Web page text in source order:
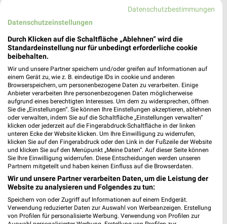
428,17 km • Angebote: 2 Prospekte
KiK Vohburg
Gewerbestraße 23
Heute 09:00 - 19:00 Uhr | Geschlossen
435,42 km • Angebote: 1 Prospekt
NKD Moosburg
Herrnstr. 12
85368 Moosburg
Heute 09:00 - 18:00 Uhr | Geschlossen
462,41 km • Angebote: 2 Prospekte
NKD Altdorf
Datenschutzbestimmungen
Datenschutzeinstellungen
Durch Klicken auf die Schaltfläche „Ablehnen“ wird die
Standardeinstellung nur für unbedingt erforderliche cookie
beibehalten.
Wir und unsere Partner speichern und/oder greifen auf Informationen auf
einem Gerät zu, wie z. B. eindeutige IDs in cookie und anderen
Browserspeichern, um personenbezogene Daten zu verarbeiten. Einige
Anbieter verarbeiten Ihre personenbezogenen Daten möglicherweise
aufgrund eines berechtigten Interesses. Um dem zu widersprechen, öffnen
Sie die „Einstellungen“. Sie können Ihre Einstellungen akzeptieren, ablehnen
oder verwalten, indem Sie auf die Schaltfläche „Einstellungen verwalten“
klicken oder jederzeit auf die Fingerabdruck-Schaltfläche in der linken
unteren Ecke der Website klicken. Um Ihre Einwilligung zu widerrufen,
klicken Sie auf den Fingerabdruck oder den Link in der Fußzeile der Website
und klicken Sie auf den Menüpunkt „Meine Daten“. Auf dieser Seite können
Sie Ihre Einwilligung widerrufen. Diese Entscheidungen werden unseren
Partnern mitgeteilt und haben keinen Einfluss auf die Browserdaten.
Wir und unsere Partner verarbeiten Daten, um die Leistung der
Website zu analysieren und Folgendes zu tun:
Speichern von oder Zugriff auf Informationen auf einem Endgerät.
Verwendung reduzierter Daten zur Auswahl von Werbeanzeigen. Erstellung
von Profilen für personalisierte Werbung. Verwendung von Profilen zur